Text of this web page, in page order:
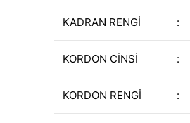
KADRAN RENGİ :
KORDON CİNSİ :
KORDON RENGİ :